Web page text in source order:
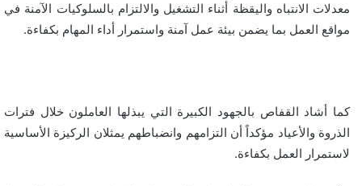
معدلات الانتباه واليقظة أثناء التشغيل والالتزام بالسلوكيات الآمنة في
مواقع العمل بما يضمن بيئة عمل آمنة واستمرار أداء المهام بكفاءة.
كما أشاد القفاص بالجهود الكبيرة التي يبذلها العاملون خلال فترات
الذروة والأعياد مؤكداً أن التزامهم وانضباطهم يمثلان الركيزة الأساسية
لاستمرار العمل بكفاءة.